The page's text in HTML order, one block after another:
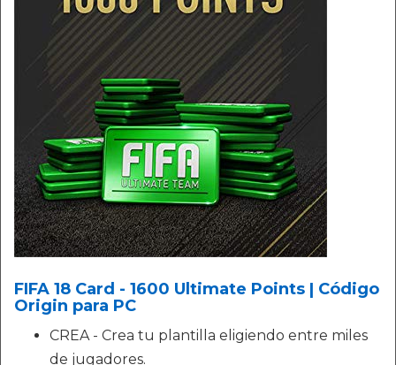
FIFA 18 Card - 1600 Ultimate Points | Código
Origin para PC
CREA - Crea tu plantilla eligiendo entre miles
de jugadores.